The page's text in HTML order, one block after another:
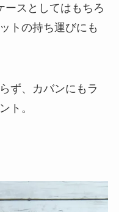
ースとしてはもちろ
トの持ち運びにも
ず、カバンにもラ
ト。